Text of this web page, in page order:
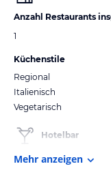
Anzahl Restaurants
1
Küchenstile
Regional
Italienisch
Vegetarisch
Hotelbar
Mehr anzeigen